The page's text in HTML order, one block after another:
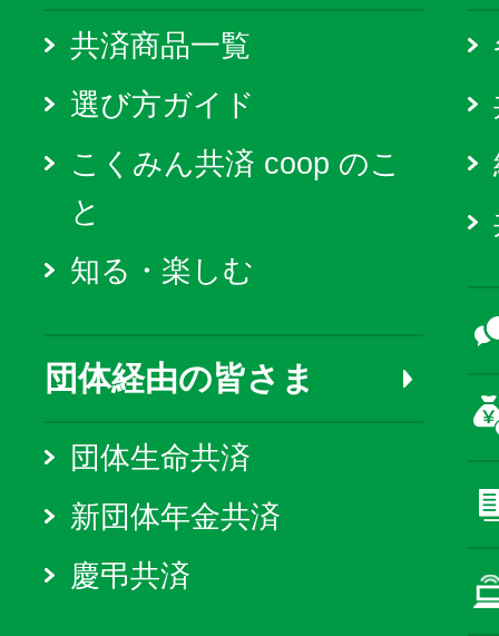
共済商品一覧
選び方ガイド
こくみん共済 coop のこ
と
知る・楽しむ
団体経由の皆さま
団体生命共済
新団体年金共済
慶弔共済